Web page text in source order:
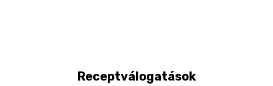
Receptválogatások